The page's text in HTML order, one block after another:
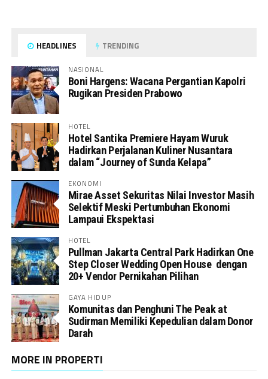
HEADLINES TRENDING
NASIONAL
Boni Hargens: Wacana Pergantian Kapolri
Rugikan Presiden Prabowo
HOTEL
Hotel Santika Premiere Hayam Wuruk
Hadirkan Perjalanan Kuliner Nusantara
dalam “Journey of Sunda Kelapa”
EKONOMI
Mirae Asset Sekuritas Nilai Investor Masih
Selektif Meski Pertumbuhan Ekonomi
Lampaui Ekspektasi
HOTEL
Pullman Jakarta Central Park Hadirkan One
Step Closer Wedding Open House dengan
20+ Vendor Pernikahan Pilihan
GAYA HIDUP
Komunitas dan Penghuni The Peak at
Sudirman Memiliki Kepedulian dalam Donor
Darah
MORE IN PROPERTI